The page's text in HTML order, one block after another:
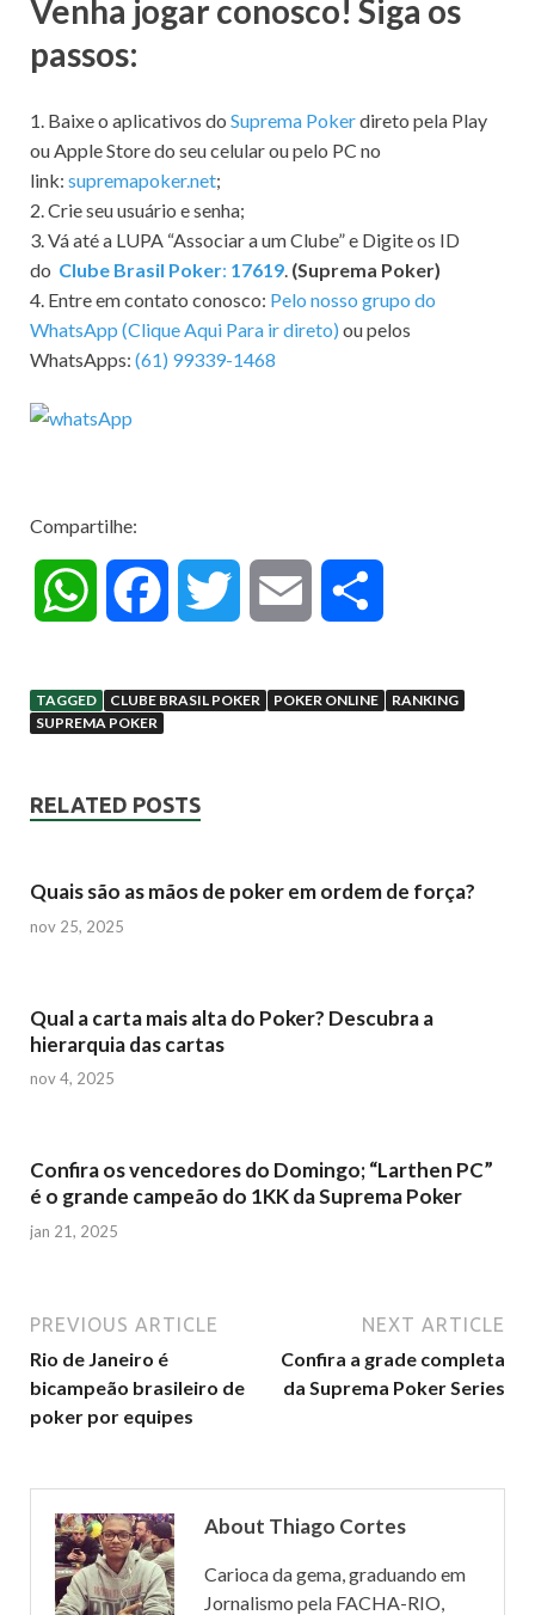
Venha jogar conosco! Siga os
passos:
1. Baixe o aplicativos do Suprema Pokerdireto pela Play
ou Apple Store do seu celular ou pelo PC no
link: supremapoker.net;
2. Crie seu usuário e senha;
3. Vá até a LUPA “Associar a um Clube” e Digite os ID
do Clube Brasil Poker: 17619. (Suprema Poker)
4. Entre em contato conosco: Pelo nosso grupo do
WhatsApp (Clique Aqui Para ir direto) ou pelos
WhatsApps: (61) 99339-1468
Compartilhe:
W
a
A
p
c
o
k
i
e
a m
r
i
a
TAGGED CLUBE BRASIL POKER POKER ONLINE
RANKING
SUPREMA POKER
RELATED POSTS
Quais são as mãos de poker em ordem de força?
nov 25, 2025
Qual a carta mais alta do Poker? Descubra a
hierarquia das cartas
nov 4, 2025
Confira os vencedores do Domingo; “Larthen PC”
é o grande campeão do 1KK da Suprema Poker
jan 21, 2025
PREVIOUS ARTICLE
Rio de Janeiro é
bicampeão brasileiro de
poker por equipes
NEXT ARTICLE
Confira a grade completa
da Suprema Poker Series
About Thiago Cortes
Carioca da gema, graduando em
Jornalismo pela FACHA-RIO,